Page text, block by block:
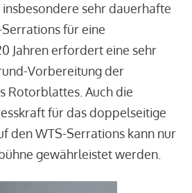
sehr dauerhafte
für eine
Jahren erfordert eine sehr
Vorbereitung der
Rotorblattes. Auch die
für das doppelseitige
den WTS-Serrations kann nur
gewährleistet werden.